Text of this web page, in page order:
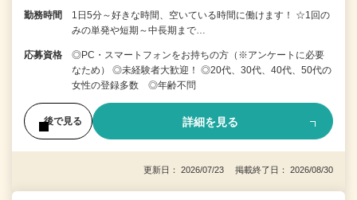
勤務時間
1日5分～好きな時間、空いている時間に働けます！ ☆1回の
みの単発や短期～中長期まで…
応募資格
◎PC・スマートフォンをお持ちの方（※アンケートに必要
なため） ◎未経験者大歓迎！ ◎20代、30代、40代、50代の
女性の登録多数 ◎年齢不問
後で見る 詳細を見る
更新日： 2026/07/23 掲載終了日： 2026/08/30